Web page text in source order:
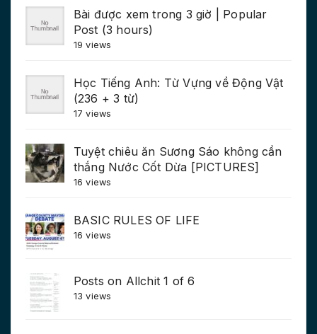
Bài được xem trong 3 giờ | Popular
Post (3 hours)
19 views
Học Tiếng Anh: Từ Vựng về Động Vật
(236 + 3 từ)
17 views
Tuyệt chiêu ăn Sương Sáo không cần
thắng Nước Cốt Dừa [PICTURES]
16 views
BASIC RULES OF LIFE
16 views
Posts on Allchit 1 of 6
13 views